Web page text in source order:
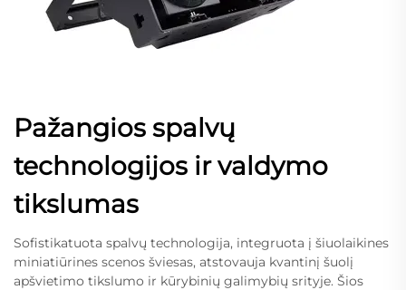
Pažangios spalvų
technologijos ir valdymo
tikslumas
Sofistikatuota spalvų technologija, integruota į šiuolaikines
miniatiūrines scenos šviesas, atstovauja kvantinį šuolį
apšvietimo tikslumo ir kūrybinių galimybių srityje. Šios